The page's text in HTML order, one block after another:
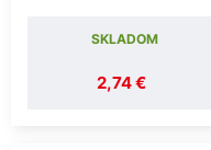
2,74 €
SKLADOM